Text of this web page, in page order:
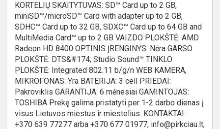
KORTELIŲ SKAITYTUVAS: SD™ Card up to 2 GB,
miniSD™/microSD™ Card with adapter up to 2 GB,
SDHC™ Card up to 32 GB, SDXC™ Card up to 64 GB and
MultiMedia Card™ up to 2 GB VAIZDO PLOKŠTĖ: AMD
Radeon HD 8400 OPTINIS ĮRENGINYS: Nėra GARSO
PLOKŠTĖ: DTS&#174; Studio Sound™ TINKLO
PLOKŠTĖ: Integrated 802.11 b/g/n WEB KAMERA,
MIKROFONAS: Yra BATERIJA: 3 cell PRIEDAI:
Pakroviklis GARANTIJA: 6 mėnesiai GAMINTOJAS:
TOSHIBA Prekę galima pristatyti per 1-2 darbo dienas į
visus Lietuvos miestus ir miestelius. KONTAKTAI:
+370 639 77277 arba +370 677 01977, info@pirkciau.lt,